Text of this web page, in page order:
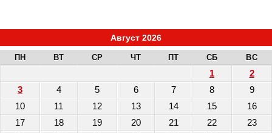
Август 2026
ПН ВТ СР ЧТ ПТ СБ ВС
1
2
3
4 5 6 7 8
9
10
11 12 13 14 15
16
17
18 19 20 21 22
23